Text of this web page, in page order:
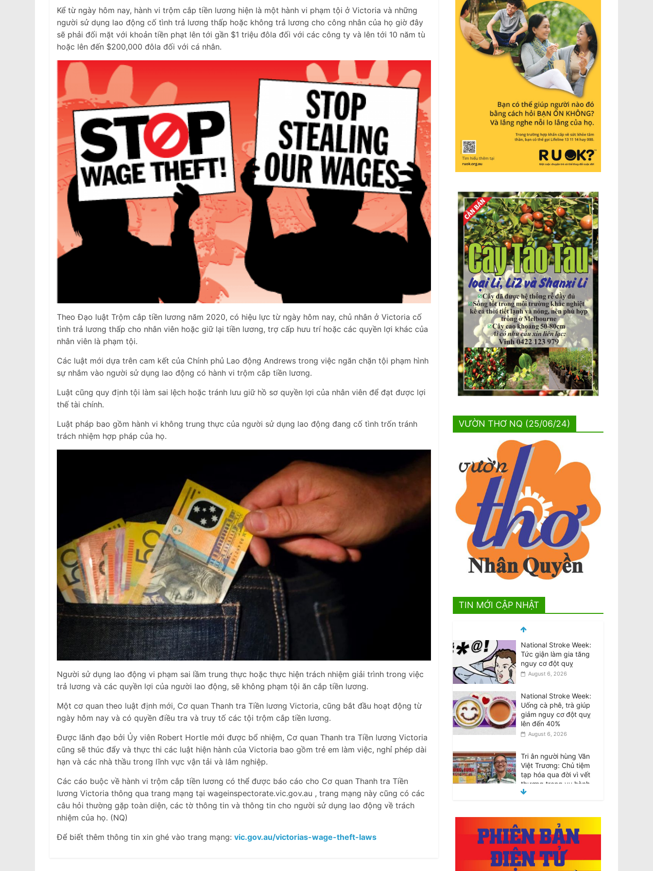
Kể từ ngày hôm nay, hành vi trộm cắp tiền lương hiện là một hành vi phạm tội ở Victoria và những
người sử dụng lao động cố tình trả lương thấp hoặc không trả lương cho công nhân của họ giờ đây
sẽ phải đối mặt với khoản tiền phạt lên tới gần $1 triệu đôla đối với các công ty và lên tới 10 năm tù
hoặc lên đến $200,000 đôla đối với cá nhân.
Theo Đạo luật Trộm cắp tiền lương năm 2020, có hiệu lực từ ngày hôm nay, chủ nhân ở Victoria cố
tình trả lương thấp cho nhân viên hoặc giữ lại tiền lương, trợ cấp hưu trí hoặc các quyền lợi khác của
nhân viên là phạm tội.
Các luật mới dựa trên cam kết của Chính phủ Lao động Andrews trong việc ngăn chặn tội phạm hình
sự nhắm vào người sử dụng lao động có hành vi trộm cắp tiền lương.
Luật cũng quy định tội làm sai lệch hoặc tránh lưu giữ hồ sơ quyền lợi của nhân viên để đạt được lợi
thế tài chính.
Luật pháp bao gồm hành vi không trung thực của người sử dụng lao động đang cố tình trốn tránh
trách nhiệm hợp pháp của họ.
Người sử dụng lao động vi phạm sai lầm trung thực hoặc thực hiện trách nhiệm giải trình trong việc
trả lương và các quyền lợi của người lao động, sẽ không phạm tội ăn cắp tiền lương.
Một cơ quan theo luật định mới, Cơ quan Thanh tra Tiền lương Victoria, cũng bắt đầu hoạt động từ
ngày hôm nay và có quyền điều tra và truy tố các tội trộm cắp tiền lương.
Được lãnh đạo bởi Ủy viên Robert Hortle mới được bổ nhiệm, Cơ quan Thanh tra Tiền lương Victoria
cũng sẽ thúc đẩy và thực thi các luật hiện hành của Victoria bao gồm trẻ em làm việc, nghỉ phép dài
hạn và các nhà thầu trong lĩnh vực vận tải và lâm nghiệp.
Các cáo buộc về hành vi trộm cắp tiền lương có thể được báo cáo cho Cơ quan Thanh tra Tiền
lương Victoria thông qua trang mạng tại wageinspectorate.vic.gov.au , trang mạng này cũng có các
câu hỏi thường gặp toàn diện, các tờ thông tin và thông tin cho người sử dụng lao động về trách
nhiệm của họ. (NQ)
Để biết thêm thông tin xin ghé vào trang mạng: vic.gov.au/victorias-wage-theft-laws
VƯỜN THƠ NQ (25/06/24)
TIN MỚI CẬP NHẬT
National Stroke Week:
Tức giận làm gia tăng
nguy cơ đột quỵ
August 6, 2026
National Stroke Week:
Uống cà phê, trà giúp
giảm nguy cơ đột quỵ
lên đến 40%
August 6, 2026
Tri ân người hùng Văn
Việt Trương: Chủ tiệm
tạp hóa qua đời vì vết
thương trong vụ hành
hung của nhóm thiếu
Tributes for hero Van
Viet Truong: Grocery
shop owner dies from
injuries suffered in teen